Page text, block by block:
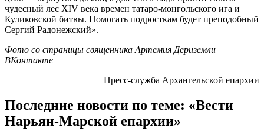
чудесный лес XIV века времен татаро-монгольского ига и
Куликовской битвы. Помогать подросткам будет преподобный
Сергий Радонежский».
Фото со страницы священника Артемия Дериземли
ВКонтакте
Пресс-служба Архангельской епархии
Последние новости по теме: «Вести
Нарьян-Марской епархии»